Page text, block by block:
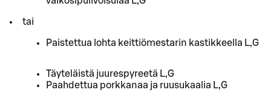
tai
Paistettua lohta keittiömestarin kastikkeella L,G
Täyteläistä juurespyreetä L,G
Paahdettua porkkanaa ja ruusukaalia L,G